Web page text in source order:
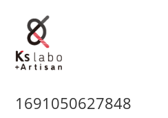
1691050627848